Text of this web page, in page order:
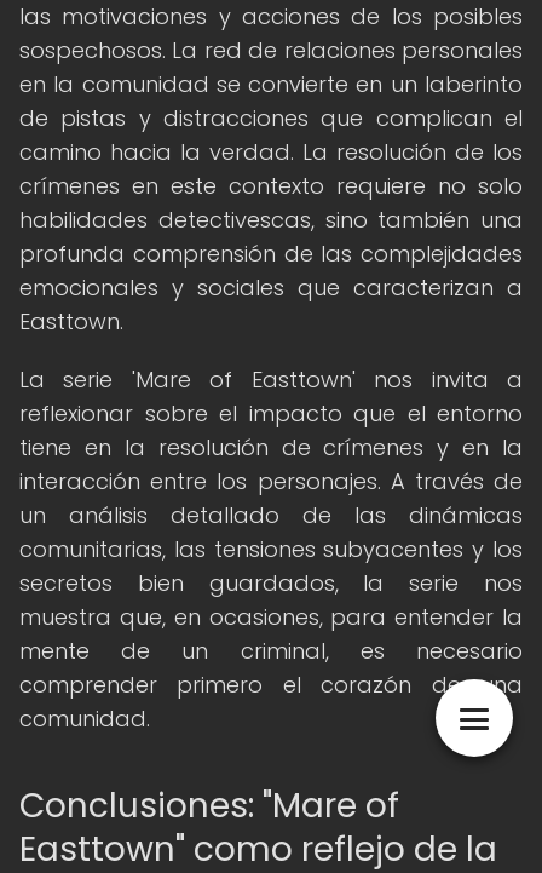
las motivaciones y acciones de los posibles
sospechosos. La red de relaciones personales
en la comunidad se convierte en un laberinto
de pistas y distracciones que complican el
camino hacia la verdad. La resolución de los
crímenes en este contexto requiere no solo
habilidades detectivescas, sino también una
profunda comprensión de las complejidades
emocionales y sociales que caracterizan a
Easttown.
La serie 'Mare of Easttown' nos invita a
reflexionar sobre el impacto que el entorno
tiene en la resolución de crímenes y en la
interacción entre los personajes. A través de
un análisis detallado de las dinámicas
comunitarias, las tensiones subyacentes y los
secretos bien guardados, la serie nos
muestra que, en ocasiones, para entender la
mente de un criminal, es necesario
comprender primero el corazón de una
comunidad.
Conclusiones: "Mare of
Easttown" como reflejo de la